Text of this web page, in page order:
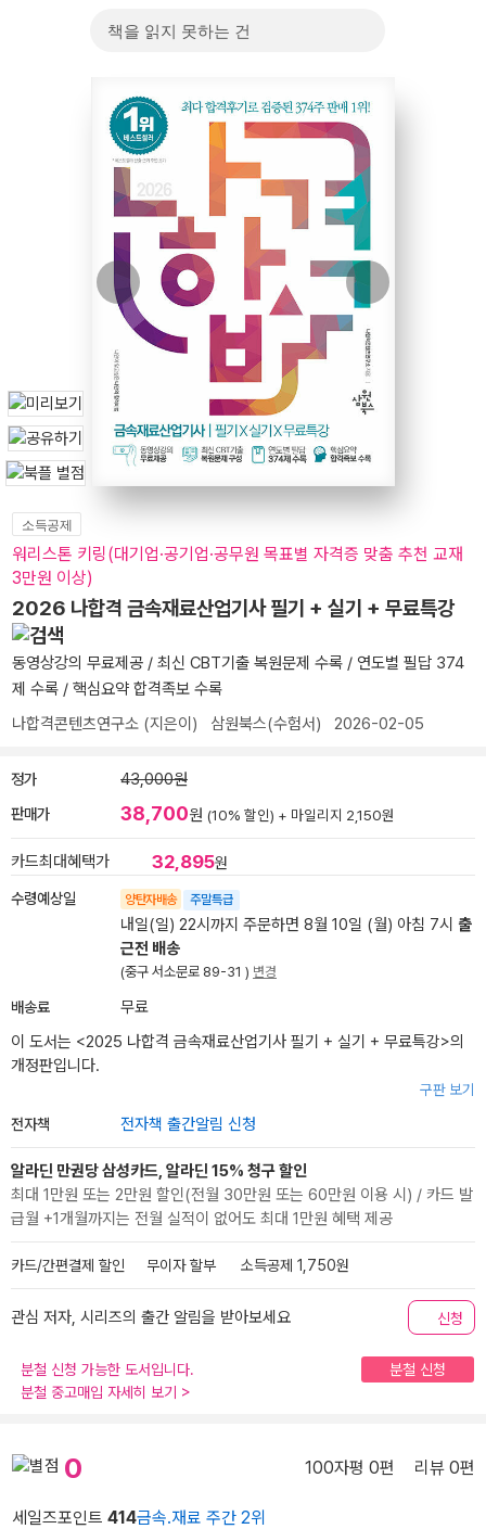
소득공제
워리스톤 키링(대기업·공기업·공무원 목표별 자격증 맞춤 추천 교재
3만원 이상)
2026 나합격 금속재료산업기사 필기 + 실기 + 무료특강
동영상강의 무료제공 / 최신 CBT기출 복원문제 수록 / 연도별 필답 374
제 수록 / 핵심요약 합격족보 수록
나합격콘텐츠연구소 (지은이) 삼원북스(수험서) 2026-02-05
정가 43,000원
판매가 38,700원 (10% 할인) + 마일리지 2,150원
카드최대혜택가 32,895원
수령예상일 양탄자배송 주말특급
내일(일) 22시까지 주문하면 8월 10일 (월) 아침 7시 출
근전 배송
(중구 서소문로 89-31 ) 변경
배송료
무료
이 도서는 <2025 나합격 금속재료산업기사 필기 + 실기 + 무료특강>의
개정판입니다.
구판 보기
전자책 전자책 출간알림 신청
알라딘 만권당 삼성카드, 알라딘 15% 청구 할인
최대 1만원 또는 2만원 할인(전월 30만원 또는 60만원 이용 시) / 카드 발
급월 +1개월까지는 전월 실적이 없어도 최대 1만원 혜택 제공
카드/간편결제 할인 무이자 할부 소득공제 1,750원
관심 저자, 시리즈의 출간 알림을 받아보세요 신청
분철 신청 가능한 도서입니다.
분철 신청
분철 중고매입 자세히 보기 >
0 100자평 0편 리뷰 0편
세일즈포인트 414금속.재료 주간 2위